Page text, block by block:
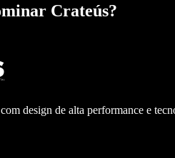
Crateús?
design de alta performance e